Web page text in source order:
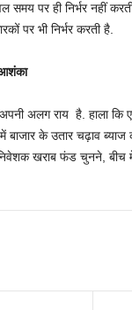
पर ही निर्भर नहीं
पर भी निर्भर करती है.
अलग राय है. हाला कि
बाजार के उतार चढ़ाव
खराब फंड चुनने, बीच में